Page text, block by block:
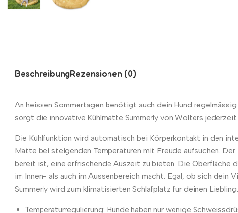
BeschreibungRezensionen (0)
An heissen Sommertagen benötigt auch dein Hund
sorgt die innovative Kühlmatte Summerly von Wolters
Die Kühlfunktion wird automatisch bei Körperkontakt in den
Matte bei steigenden Temperaturen mit Freude aufsuchen.
bereit ist, eine erfrischende Auszeit zu bieten. Die Oberfläche
im Innen- als auch im Aussenbereich macht. Egal, ob sich dein
Summerly wird zum klimatisierten Schlafplatz für deinen Liebling.
Temperaturregulierung: Hunde haben nur wenige